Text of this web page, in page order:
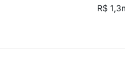
R$